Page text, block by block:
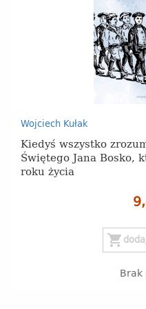
Wojciech Kułak
Kiedyś wszystko
Świętego Jana Bosko,
roku życia
shopping_cart
Brak